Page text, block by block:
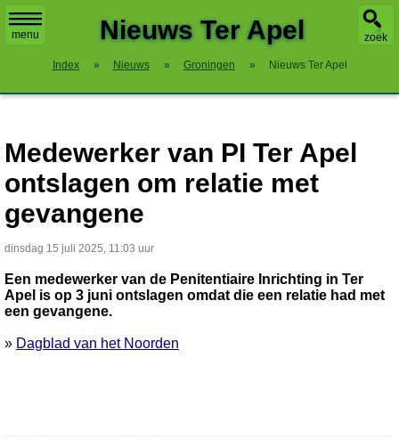
menu zoek
Nieuws Ter Apel
Index » Nieuws » Groningen » Nieuws Ter Apel
Medewerker van PI Ter Apel
ontslagen om relatie met
gevangene
dinsdag 15 juli 2025, 11:03 uur
Een medewerker van de Penitentiaire Inrichting in Ter
Apel is op 3 juni ontslagen omdat die een relatie had met
een gevangene.
» Dagblad van het Noorden